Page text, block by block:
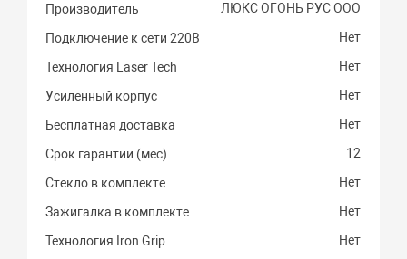
Производитель ЛЮКС ОГОНЬ РУС ООО
Подключение к сети 220В Нет
Технология Laser Tech Нет
Усиленный корпус Нет
Бесплатная доставка Нет
Срок гарантии (мес) 12
Стекло в комплекте Нет
Зажигалка в комплекте Нет
Технология Iron Grip Нет